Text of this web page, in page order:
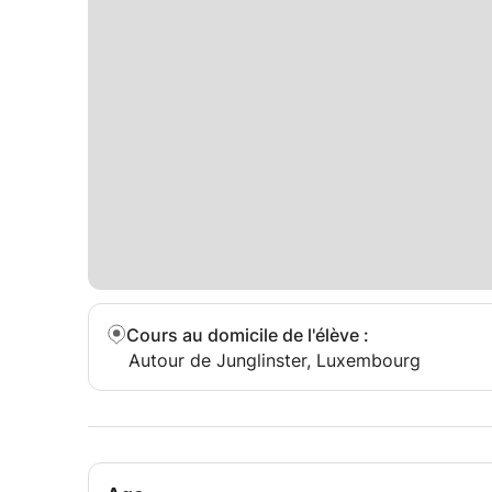
Cours au domicile de l'élève :
Autour de Junglinster, Luxembourg